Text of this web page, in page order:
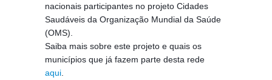
nacionais participantes no projeto Cidades
Saudáveis da Organização Mundial da Saúde
(OMS).
Saiba mais sobre este projeto e quais os
municípios que já fazem parte desta rede
aqui